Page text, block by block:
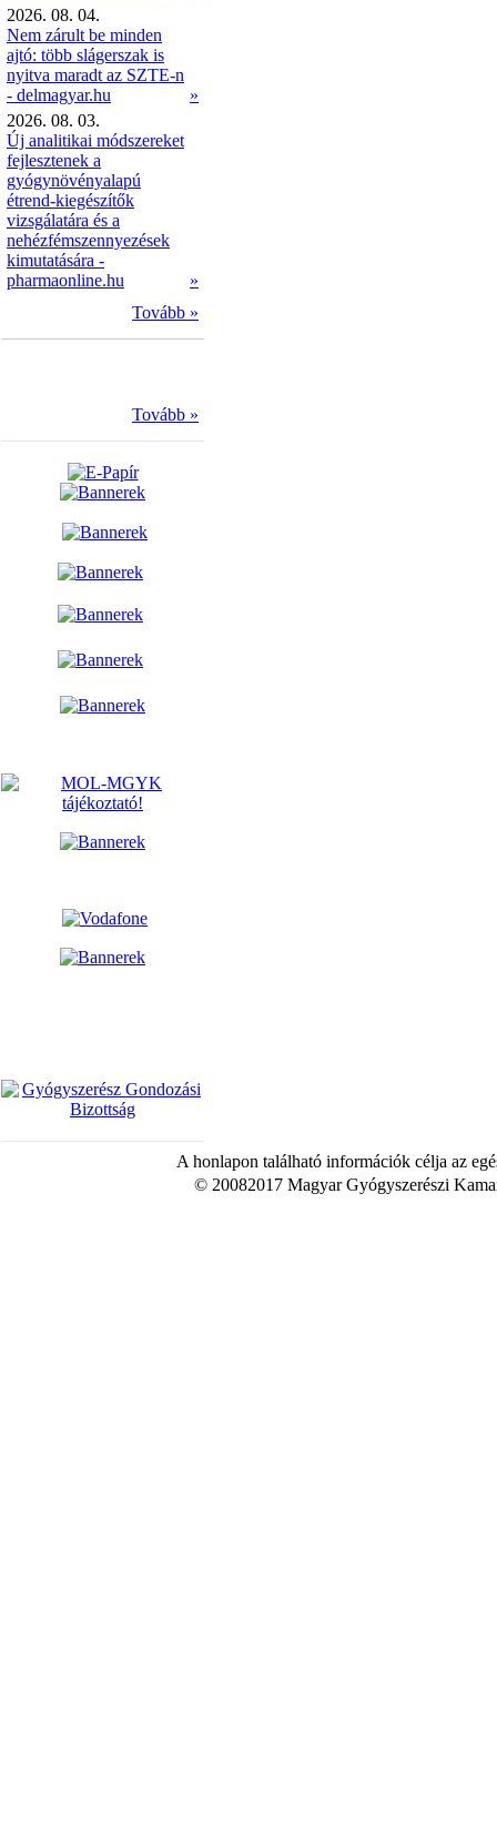
2026. 08. 04.
Nem zárult be minden
ajtó: több slágerszak is
nyitva maradt az SZTE-n
- delmagyar.hu
»
2026. 08. 03.
Új analitikai módszereket
fejlesztenek a
gyógynövényalapú
étrend-kiegészítők
vizsgálatára és a
nehézfémszennyezések
kimutatására -
pharmaonline.hu
»
Tovább »
Tovább »
A honlapon található információk célja az
© 20082017 Magyar Gyógyszerészi